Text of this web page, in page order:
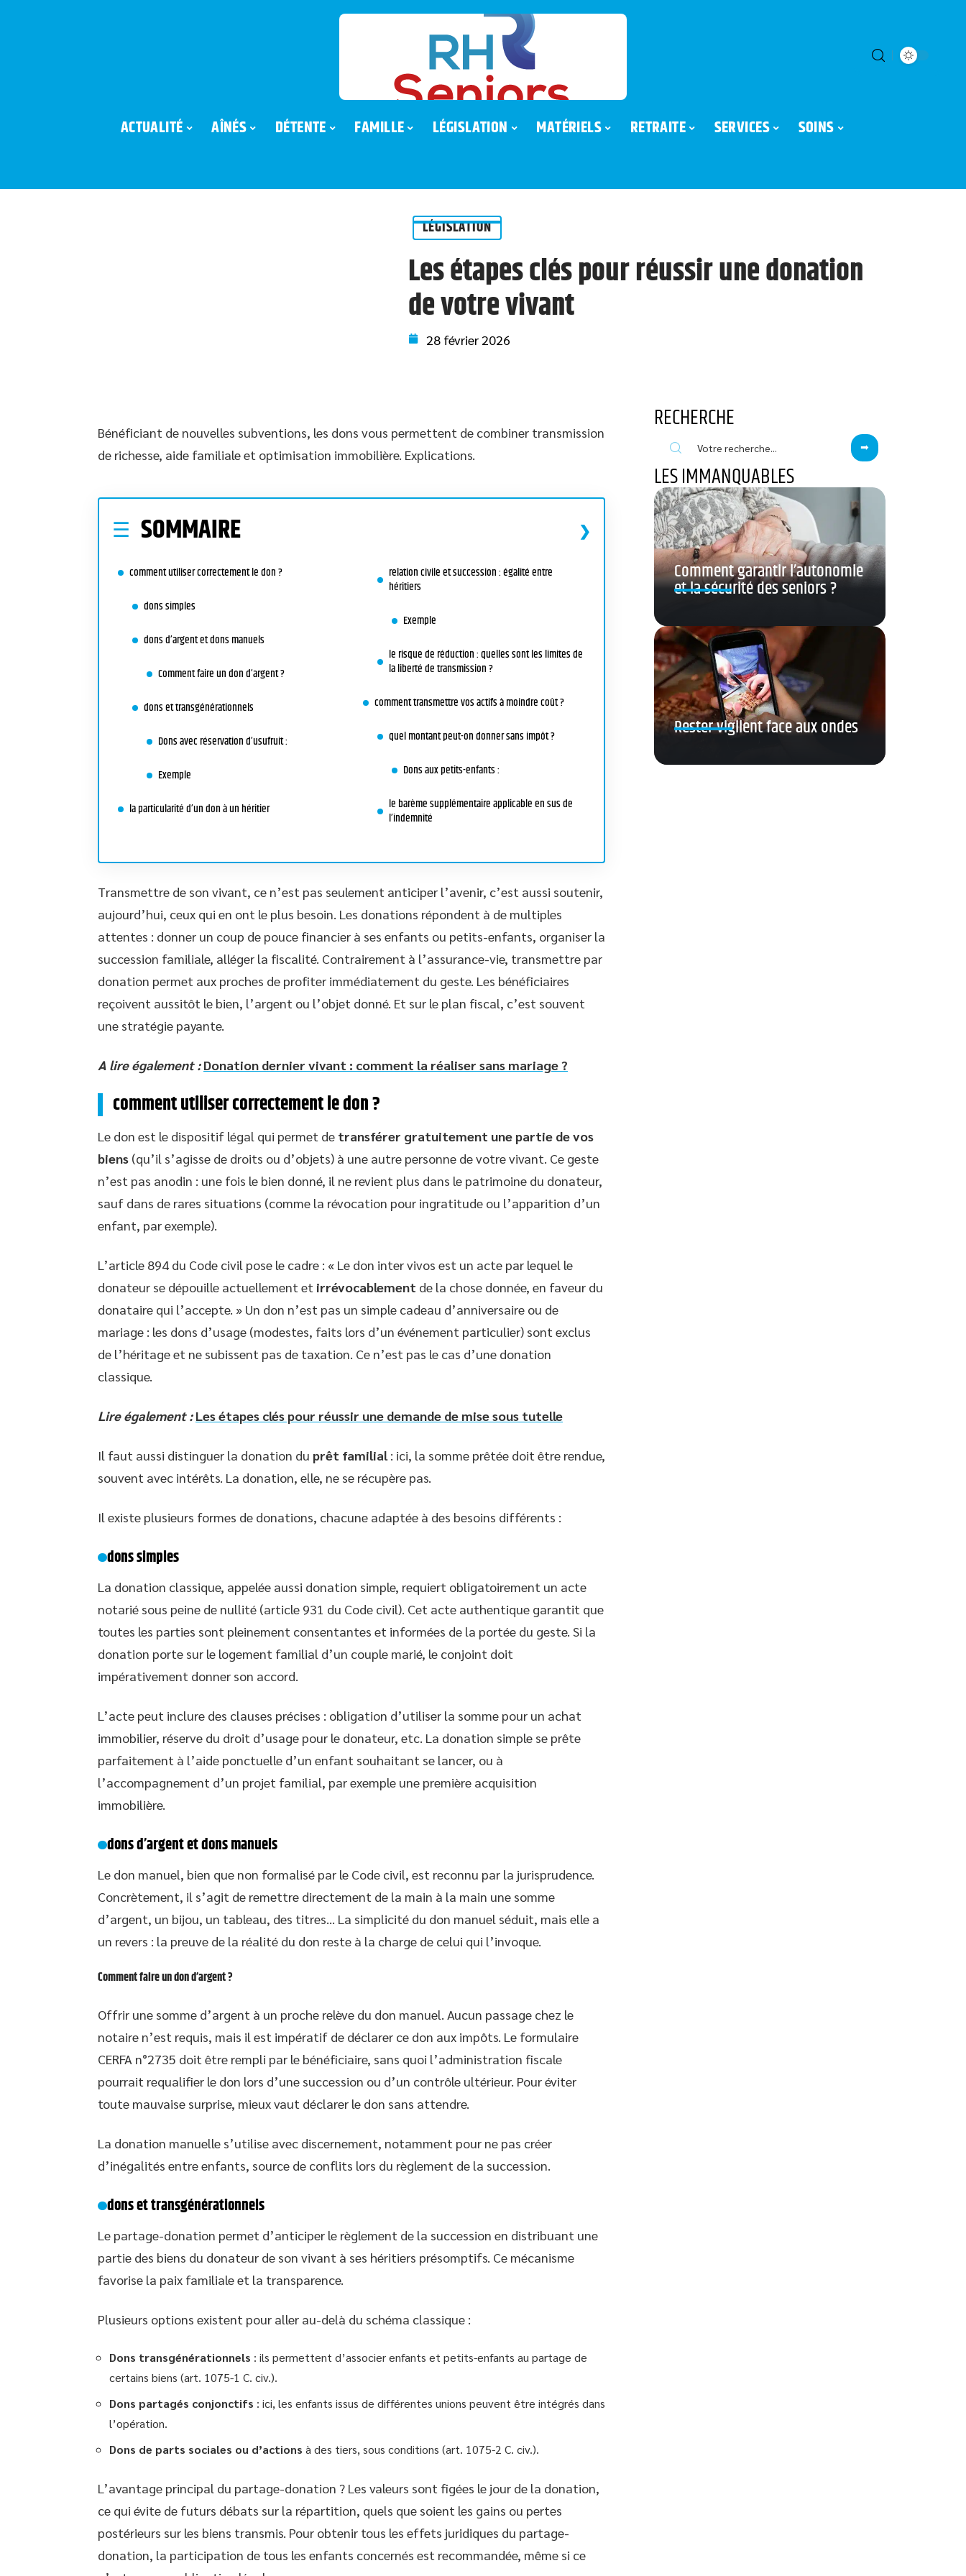
ACTUALITÉ AÎNÉS DÉTENTE FAMILLE LÉGISLATION MATÉRIELS RETRAITE SERVICES SOINS
LÉGISLATION
Les étapes clés pour réussir une donation
de votre vivant
28 février 2026
Bénéficiant de nouvelles subventions, les dons vous permettent de combiner transmission
de richesse, aide familiale et optimisation immobilière. Explications.
SOMMAIRE
comment utiliser correctement le don ?
dons simples
dons d’argent et dons manuels
Comment faire un don d’argent ?
dons et transgénérationnels
Dons avec réservation d’usufruit :
Exemple
la particularité d’un don à un héritier
relation civile et succession : égalité entre
héritiers
Exemple
le risque de réduction : quelles sont les limites de
la liberté de transmission ?
comment transmettre vos actifs à moindre coût ?
quel montant peut-on donner sans impôt ?
Dons aux petits-enfants :
le barème supplémentaire applicable en sus de
l’indemnité
Transmettre de son vivant, ce n’est pas seulement anticiper l’avenir, c’est aussi soutenir,
aujourd’hui, ceux qui en ont le plus besoin. Les donations répondent à de multiples
attentes : donner un coup de pouce financier à ses enfants ou petits-enfants, organiser la
succession familiale, alléger la fiscalité. Contrairement à l’assurance-vie, transmettre par
donation permet aux proches de profiter immédiatement du geste. Les bénéficiaires
reçoivent aussitôt le bien, l’argent ou l’objet donné. Et sur le plan fiscal, c’est souvent
une stratégie payante.
A lire également : Donation dernier vivant : comment la réaliser sans mariage ?
comment utiliser correctement le don ?
Le don est le dispositif légal qui permet de transférer gratuitement une partie de vos
biens (qu’il s’agisse de droits ou d’objets) à une autre personne de votre vivant. Ce geste
n’est pas anodin : une fois le bien donné, il ne revient plus dans le patrimoine du donateur,
sauf dans de rares situations (comme la révocation pour ingratitude ou l’apparition d’un
enfant, par exemple).
L’article 894 du Code civil pose le cadre : « Le don inter vivos est un acte par lequel le
donateur se dépouille actuellement et irrévocablement de la chose donnée, en faveur du
donataire qui l’accepte. » Un don n’est pas un simple cadeau d’anniversaire ou de
mariage : les dons d’usage (modestes, faits lors d’un événement particulier) sont exclus
de l’héritage et ne subissent pas de taxation. Ce n’est pas le cas d’une donation
classique.
Lire également : Les étapes clés pour réussir une demande de mise sous tutelle
Il faut aussi distinguer la donation du prêt familial: ici, la somme prêtée doit être rendue,
souvent avec intérêts. La donation, elle, ne se récupère pas.
Il existe plusieurs formes de donations, chacune adaptée à des besoins différents :
dons simples
La donation classique, appelée aussi donation simple, requiert obligatoirement un acte
notarié sous peine de nullité (article 931 du Code civil). Cet acte authentique garantit que
toutes les parties sont pleinement consentantes et informées de la portée du geste. Si la
donation porte sur le logement familial d’un couple marié, le conjoint doit
impérativement donner son accord.
L’acte peut inclure des clauses précises : obligation d’utiliser la somme pour un achat
immobilier, réserve du droit d’usage pour le donateur, etc. La donation simple se prête
parfaitement à l’aide ponctuelle d’un enfant souhaitant se lancer, ou à
l’accompagnement d’un projet familial, par exemple une première acquisition
immobilière.
dons d’argent et dons manuels
Le don manuel, bien que non formalisé par le Code civil, est reconnu par la jurisprudence.
Concrètement, il s’agit de remettre directement de la main à la main une somme
d’argent, un bijou, un tableau, des titres… La simplicité du don manuel séduit, mais elle a
un revers : la preuve de la réalité du don reste à la charge de celui qui l’invoque.
Comment faire un don d’argent ?
Offrir une somme d’argent à un proche relève du don manuel. Aucun passage chez le
notaire n’est requis, mais il est impératif de déclarer ce don aux impôts. Le formulaire
CERFA n°2735 doit être rempli par le bénéficiaire, sans quoi l’administration fiscale
pourrait requalifier le don lors d’une succession ou d’un contrôle ultérieur. Pour éviter
toute mauvaise surprise, mieux vaut déclarer le don sans attendre.
La donation manuelle s’utilise avec discernement, notamment pour ne pas créer
d’inégalités entre enfants, source de conflits lors du règlement de la succession.
dons et transgénérationnels
Le partage-donation permet d’anticiper le règlement de la succession en distribuant une
partie des biens du donateur de son vivant à ses héritiers présomptifs. Ce mécanisme
favorise la paix familiale et la transparence.
Plusieurs options existent pour aller au-delà du schéma classique :
Dons transgénérationnels : ils permettent d’associer enfants et petits-enfants au partage de
certains biens (art. 1075-1 C. civ.).
Dons partagés conjonctifs : ici, les enfants issus de différentes unions peuvent être intégrés dans
l’opération.
Dons de parts sociales ou d’actions à des tiers, sous conditions (art. 1075-2 C. civ.).
L’avantage principal du partage-donation ? Les valeurs sont figées le jour de la donation,
ce qui évite de futurs débats sur la répartition, quels que soient les gains ou pertes
postérieurs sur les biens transmis. Pour obtenir tous les effets juridiques du partage-
donation, la participation de tous les enfants concernés est recommandée, même si ce
RECHERCHE
LES IMMANQUABLES
Comment garantir l’autonomie
et la sécurité des seniors ?
Rester vigilent face aux ondes